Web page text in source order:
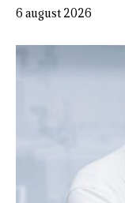
6 august 2026